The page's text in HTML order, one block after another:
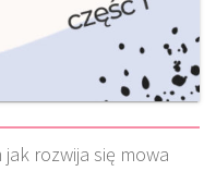
rozwija się mowa